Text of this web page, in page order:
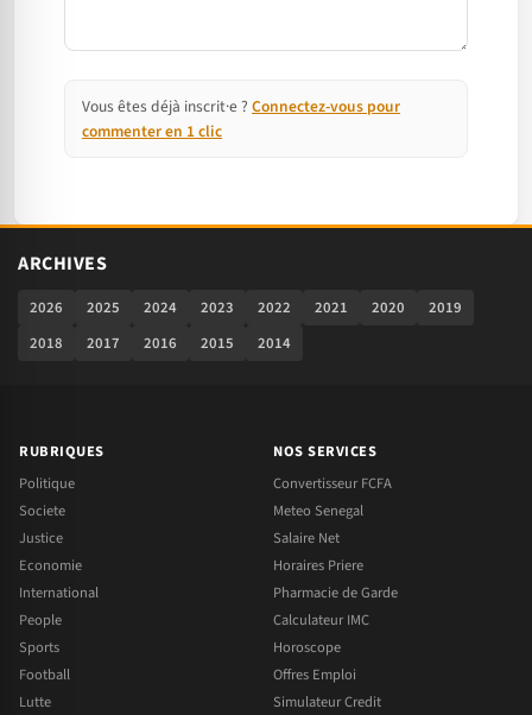
Vous êtes déjà inscrit·e ? Connectez-vous pour
commenter en 1 clic
ARCHIVES
2026 2025 2024 2023 2022 2021 2020
2019
2018
2017 2016 2015 2014
RUBRIQUES
Politique
Societe
Justice
Economie
International
People
Sports
Football
Lutte
NOS SERVICES
Convertisseur FCFA
Meteo Senegal
Salaire Net
Horaires Priere
Pharmacie de Garde
Calculateur IMC
Horoscope
Offres Emploi
Simulateur Credit